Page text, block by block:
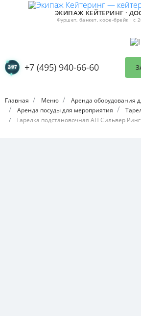
ЭКИПАЖ КЕЙТЕРИНГ ·
Фуршет, банкет, кофе-брейк · с
+7 (495) 940-66-60
Главная Меню
Аренда оборудования
Аренда посуды для мероприятия
Тарелка подстановочная АП Сильвер